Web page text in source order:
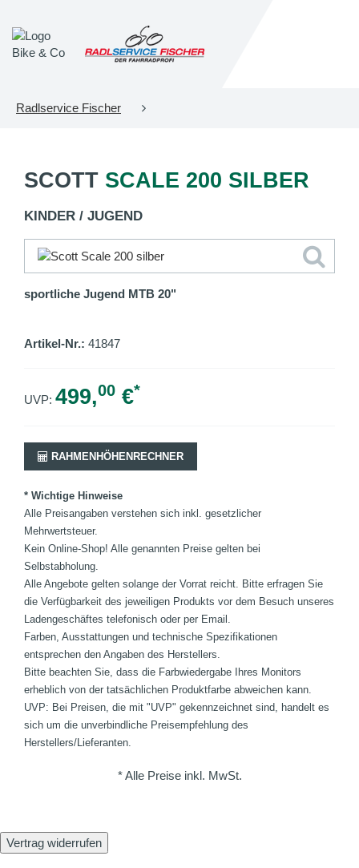
Radlservice Fischer
SCOTT SCALE 200 SILBER
KINDER / JUGEND
sportliche Jugend MTB 20"
Artikel-Nr.: 41847
UVP: 499,00 €*
RAHMENHÖHENRECHNER
* Wichtige Hinweise
Alle Preisangaben verstehen sich inkl. gesetzlicher
Mehrwertsteuer.
Kein Online-Shop! Alle genannten Preise gelten bei
Selbstabholung.
Alle Angebote gelten solange der Vorrat reicht. Bitte erfragen Sie
die Verfügbarkeit des jeweiligen Produkts vor dem Besuch unseres
Ladengeschäftes telefonisch oder per Email.
Farben, Ausstattungen und technische Spezifikationen
entsprechen den Angaben des Herstellers.
Bitte beachten Sie, dass die Farbwiedergabe Ihres Monitors
erheblich von der tatsächlichen Produktfarbe abweichen kann.
UVP: Bei Preisen, die mit "UVP" gekennzeichnet sind, handelt es
sich um die unverbindliche Preisempfehlung des
Herstellers/Lieferanten.
* Alle Preise inkl. MwSt.
Vertrag widerrufen